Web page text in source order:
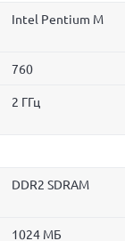
Intel Pentium M
760
2 ГГц
DDR2 SDRAM
1024 МБ